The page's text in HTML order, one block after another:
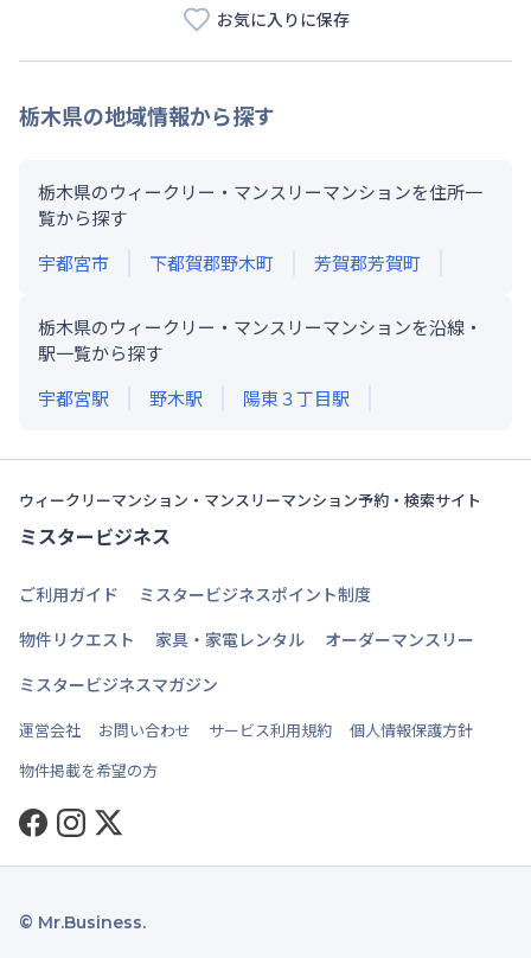
お気に入りに保存
栃木県の地域情報から探す
栃木県のウィークリー・マンスリーマンションを住所一
覧から探す
宇都宮市
下都賀郡野木町 芳賀郡芳賀町
栃木県のウィークリー・マンスリーマンションを沿線・
駅一覧から探す
宇都宮駅 野木駅 陽東３丁目駅
ウィークリーマンション・マンスリーマンション予約・検索サイト
ミスタービジネス
ご利用ガイド
ミスタービジネスポイント制度
物件リクエスト
家具・家電レンタル
オーダーマンスリー
ミスタービジネスマガジン
運営会社 お問い合わせ サービス利用規約
個人情報保護方針
物件掲載を希望の方
Facebook
Instagram
Twitter
© Mr.Business.